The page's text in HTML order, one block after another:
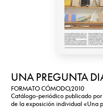
UNA PREGUNTA
FORMATO CÓMODO,2010
Catálogo-periódico publicado
de la exposición individual «Una